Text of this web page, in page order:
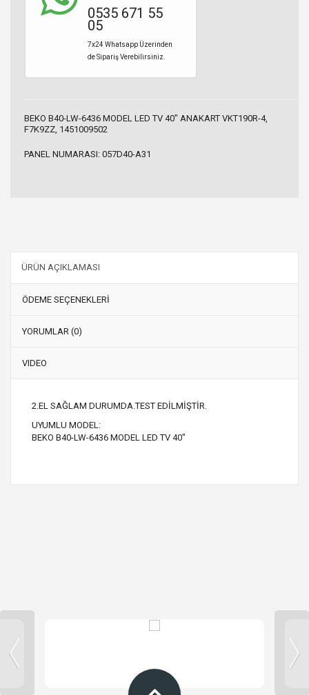
0535 671 55
05
7x24 Whatsapp Üzerinden
de Sipariş Verebilirsiniz.
BEKO B40-LW-6436 MODEL LED TV 40" ANAKART VKT190R-4,
F7K9ZZ, 1451009502
PANEL NUMARASI: 057D40-A31
ÜRÜN AÇIKLAMASI
ÖDEME SEÇENEKLERİ
YORUMLAR (0)
VIDEO
2.EL SAĞLAM DURUMDA.TEST EDİLMİŞTİR.
UYUMLU MODEL:
BEKO B40-LW-6436 MODEL LED TV 40"